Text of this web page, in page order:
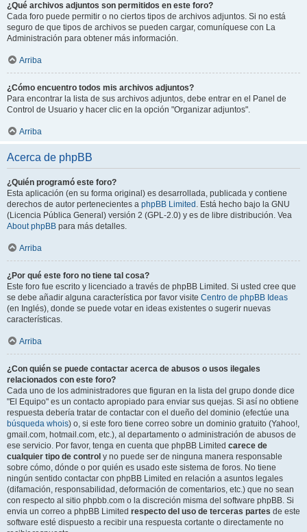
¿Qué archivos adjuntos son permitidos en este foro?
Cada foro puede permitir o no ciertos tipos de archivos adjuntos. Si no está
seguro de que tipos de archivos se pueden cargar, comuníquese con La
Administración para obtener más información.
Arriba
¿Cómo encuentro todos mis archivos adjuntos?
Para encontrar la lista de sus archivos adjuntos, debe entrar en el Panel de
Control de Usuario y hacer clic en la opción "Organizar adjuntos".
Arriba
Acerca de phpBB
¿Quién programó este foro?
Esta aplicación (en su forma original) es desarrollada, publicada y contiene
derechos de autor pertenecientes a phpBB Limited . Está hecho bajo la GNU
(Licencia Pública General) versión 2 (GPL-2.0) y es de libre distribución. Vea
About phpBB para más detalles.
Arriba
¿Por qué este foro no tiene tal cosa?
Este foro fue escrito y licenciado a través de phpBB Limited. Si usted cree que
se debe añadir alguna característica por favor visite Centro de phpBB Ideas
(en Inglés), donde se puede votar en ideas existentes o sugerir nuevas
características.
Arriba
¿Con quién se puede contactar acerca de abusos o usos ilegales
relacionados con este foro?
Cada uno de los administradores que figuran en la lista del grupo donde dice
"El Equipo" es un contacto apropiado para enviar sus quejas. Si así no obtiene
respuesta debería tratar de contactar con el dueño del dominio (efectúe una
búsqueda whois) o, si este foro tiene correo sobre un dominio gratuito (Yahoo!,
gmail.com, hotmail.com, etc.), al departamento o administración de abusos de
ese servicio. Por favor, tenga en cuenta que phpBB Limited carece de
cualquier tipo de control y no puede ser de ninguna manera responsable
sobre cómo, dónde o por quién es usado este sistema de foros. No tiene
ningún sentido contactar con phpBB Limited en relación a asuntos legales
(difamación, responsabilidad, deformación de comentarios, etc.) que no sean
con respecto al sitio phpbb.com o la discreción misma del software phpBB. Si
envia un correo a phpBB Limited respecto del uso de terceras partes de este
software esté dispuesto a recibir una respuesta cortante o directamente no